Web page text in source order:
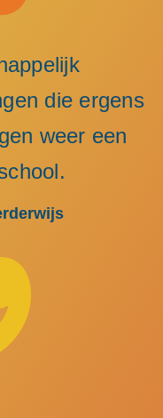
die ergens
weer een